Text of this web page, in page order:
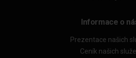
Informace o
Prezentace našich
Ceník našich